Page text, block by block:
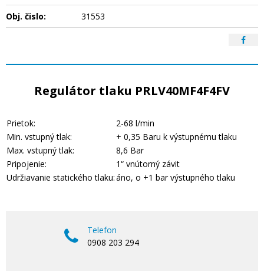
Obj. čislo: 31553
Regulátor tlaku PRLV40MF4F4FV
Prietok:
2-68 l/min
Min. vstupný tlak:
+ 0,35 Baru k výstupnému tlaku
Max. vstupný tlak:
8,6 Bar
Pripojenie:
1“ vnútorný závit
Udržiavanie statického tlaku:áno, o +1 bar výstupného tlaku
Telefon
0908 203 294